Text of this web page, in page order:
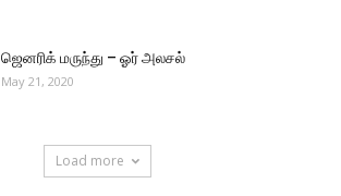
ஜெனரிக் மருந்து – ஓர் அலசல்
May 21, 2020
Load more